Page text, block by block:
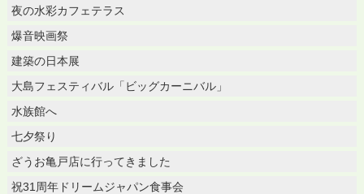
夜の水彩カフェテラス
爆音映画祭
建築の日本展
大島フェスティバル「ビッグカーニバル」
水族館へ
七夕祭り
ざうお亀戸店に行ってきました
祝31周年ドリームジャパン食事会